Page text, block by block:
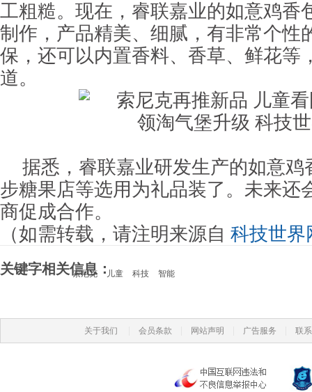
工粗糙。现在，睿联嘉业的如意鸡香
制作，产品精美、细腻，有非常个性
保，还可以内置香料、香草、鲜花等
道。
据悉，睿联嘉业研发生产的如意鸡
步糖果店等选用为礼品装了。未来还
商促成合作。
（如需转载，请注明来源自 科技世界
关键字相关信息：
索尼克 儿童 科技 智能
关于我们 会员条款 网站声明 广告服务 联